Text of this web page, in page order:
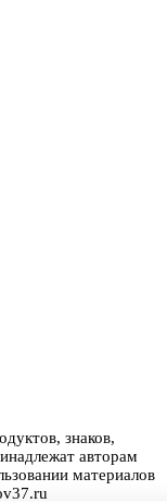
знаков,
авторам
материалов